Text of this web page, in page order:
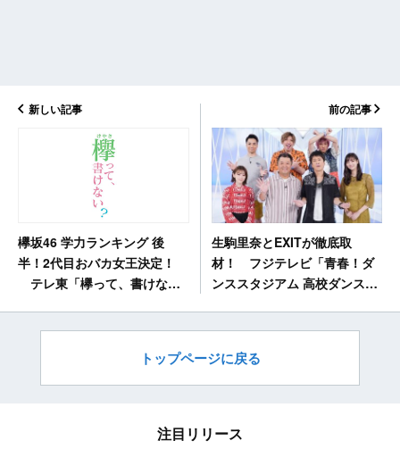
新しい記事
欅坂46 学力ランキング 後
半！2代目おバカ女王決定！
テレ東「欅って、書けな
前の記事
生駒里奈とEXITが徹底取
材！ フジテレビ「青春！ダ
ンススタジアム 高校ダンス部
トップページに戻る
注目リリース